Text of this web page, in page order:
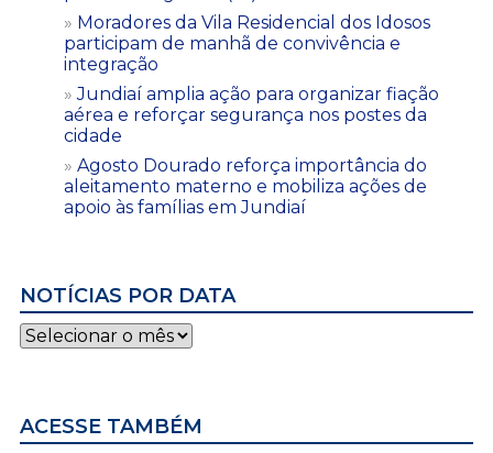
Moradores da Vila Residencial dos Idosos
participam de manhã de convivência e
integração
Jundiaí amplia ação para organizar fiação
aérea e reforçar segurança nos postes da
cidade
Agosto Dourado reforça importância do
aleitamento materno e mobiliza ações de
apoio às famílias em Jundiaí
NOTÍCIAS POR DATA
Notícias
por
ACESSE TAMBÉM